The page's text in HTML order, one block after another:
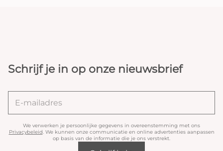
Schrijf je in op onze nieuwsbrief
We verwerken je persoonlijke gegevens in overeenstemming met ons
Privacybeleid. We kunnen onze communicatie en online advertenties aanpassen
op basis van de informatie die je ons verstrekt.